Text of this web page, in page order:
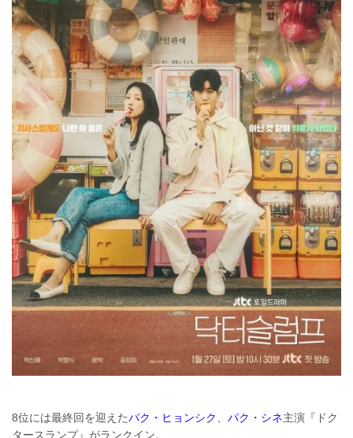
8位には最終回を迎えたパク・ヒョンシク パク・シネ主演『ドク
タースランプ』がランクイン。